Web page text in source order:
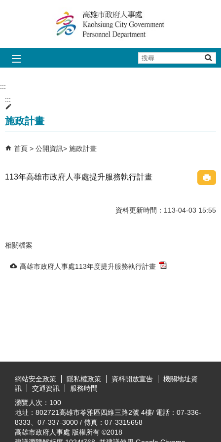
搜
尋
:::
:::
施政計畫
首頁 公開資訊 施政計畫
113年高雄市政府人事處提升服務執行計畫
資料更新時間：113-04-03 15:55
相關檔案
高雄市政府人事處113年度提升服務執行計畫
網站安全政策
隱私權政策 資料開放宣告
機關地址資
訊
交通資訊
服務時間
瀏覽人次： 100
地址：802721高雄市苓雅區四維三路2號 4樓/ 電話：07-336-
8333、07-337-3000 / 傳真：07-3315658
高雄市政府人事處 版權所有 ©2018